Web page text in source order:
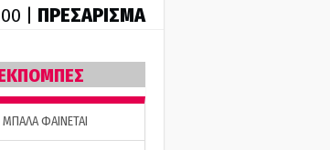
| ΠΡΕΣΑΡΙΣΜΑ
ΦΑΙΝΕΤΑΙ